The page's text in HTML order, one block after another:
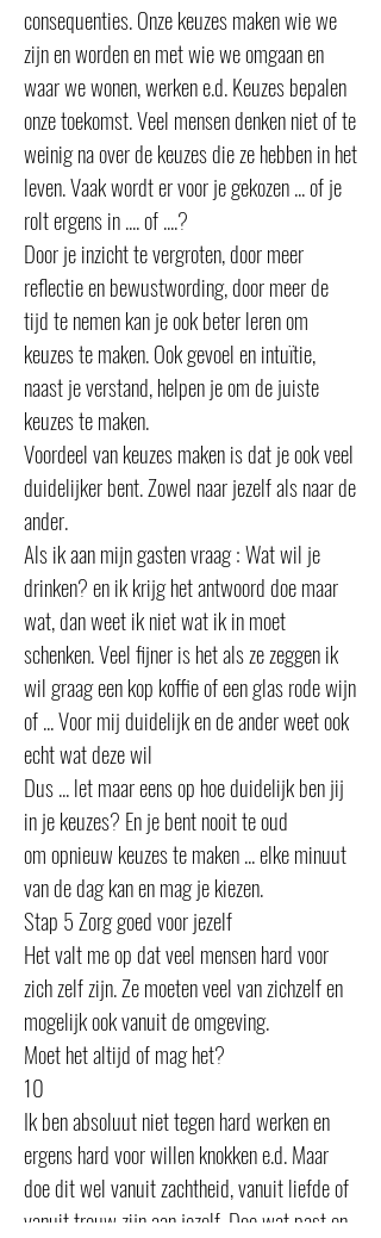
consequenties. Onze keuzes maken wie we
zijn en worden en met wie we omgaan en
waar we wonen, werken e.d. Keuzes bepalen
onze toekomst. Veel mensen denken niet of te
weinig na over de keuzes die ze hebben in het
leven. Vaak wordt er voor je gekozen ... of je
rolt ergens in .... of ....?
Door je inzicht te vergroten, door meer
reflectie en bewustwording, door meer de
tijd te nemen kan je ook beter leren om
keuzes te maken. Ook gevoel en intuïtie,
naast je verstand, helpen je om de juiste
keuzes te maken.
Voordeel van keuzes maken is dat je ook veel
duidelijker bent. Zowel naar jezelf als naar de
ander.
Als ik aan mijn gasten vraag : Wat wil je
drinken? en ik krijg het antwoord doe maar
wat, dan weet ik niet wat ik in moet
schenken. Veel fijner is het als ze zeggen ik
wil graag een kop koffie of een glas rode wijn
of ... Voor mij duidelijk en de ander weet ook
echt wat deze wil
Dus ... let maar eens op hoe duidelijk ben jij
in je keuzes? En je bent nooit te oud
om opnieuw keuzes te maken ... elke minuut
van de dag kan en mag je kiezen.
Stap 5 Zorg goed voor jezelf
Het valt me op dat veel mensen hard voor
zich zelf zijn. Ze moeten veel van zichzelf en
mogelijk ook vanuit de omgeving.
Moet het altijd of mag het?
10
Ik ben absoluut niet tegen hard werken en
ergens hard voor willen knokken e.d. Maar
doe dit wel vanuit zachtheid, vanuit liefde of
vanuit trouw zijn aan jezelf. Doe wat past en